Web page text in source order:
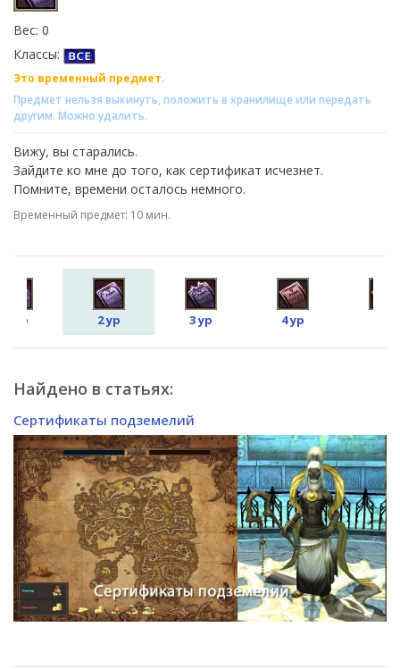
Вес: 0
Классы:
Это временный предмет.
Предмет нельзя выкинуть, положить в хранилище или передать
другим. Можно удалить.
Вижу, вы старались.
Зайдите ко мне до того, как сертификат исчезнет.
Помните, времени осталось немного.
Временный предмет: 10 мин.
1 ур 2 ур 3 ур 4 ур
Найдено в статьях:
Сертификаты подземелий